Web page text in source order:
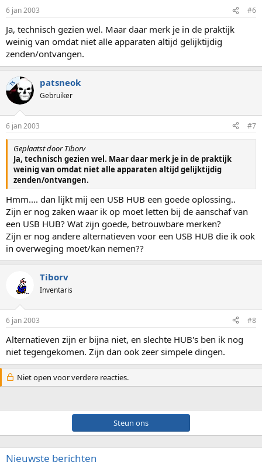
6 jan 2003 #6
Ja, technisch gezien wel. Maar daar merk je in de praktijk
weinig van omdat niet alle apparaten altijd gelijktijdig
zenden/ontvangen.
TS patsneok
Gebruiker
6 jan 2003 #7
Geplaatst door Tiborv
Ja, technisch gezien wel. Maar daar merk je in de praktijk
weinig van omdat niet alle apparaten altijd gelijktijdig
zenden/ontvangen.
Hmm.... dan lijkt mij een USB HUB een goede oplossing..
Zijn er nog zaken waar ik op moet letten bij de aanschaf van
een USB HUB? Wat zijn goede, betrouwbare merken?
Zijn er nog andere alternatieven voor een USB HUB die ik ook
in overweging moet/kan nemen??
Tiborv
Inventaris
6 jan 2003 #8
Alternatieven zijn er bijna niet, en slechte HUB's ben ik nog
niet tegengekomen. Zijn dan ook zeer simpele dingen.
Niet open voor verdere reacties.
Steun ons
Nieuwste berichten